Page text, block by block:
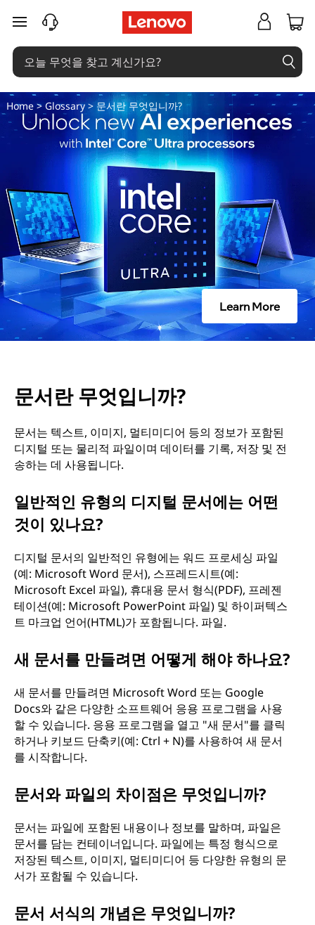
문
서
란
무
엇
가
요
?
주요 콘텐츠로 건너뛰기
Home> Glossary> 문서란 무엇입니까?
Learn More
문서란 무엇입니까?
문서는 텍스트, 이미지, 멀티미디어 등의 정보가 포함된
디지털 또는 물리적 파일이며 데이터를 기록, 저장 및 전
송하는 데 사용됩니다.
일반적인 유형의 디지털 문서에는 어떤
것이 있나요?
디지털 문서의 일반적인 유형에는 워드 프로세싱 파일
(예: Microsoft Word 문서), 스프레드시트(예:
Microsoft Excel 파일), 휴대용 문서 형식(PDF), 프레젠
테이션(예: Microsoft PowerPoint 파일) 및 하이퍼텍스
트 마크업 언어(HTML)가 포함됩니다. 파일.
새 문서를 만들려면 어떻게 해야 하나요?
새 문서를 만들려면 Microsoft Word 또는 Google
Docs와 같은 다양한 소프트웨어 응용 프로그램을 사용
할 수 있습니다. 응용 프로그램을 열고 "새 문서"를 클릭
하거나 키보드 단축키(예: Ctrl + N)를 사용하여 새 문서
를 시작합니다.
문서와 파일의 차이점은 무엇입니까?
문서는 파일에 포함된 내용이나 정보를 말하며, 파일은
문서를 담는 컨테이너입니다. 파일에는 특정 형식으로
저장된 텍스트, 이미지, 멀티미디어 등 다양한 유형의 문
서가 포함될 수 있습니다.
문서 서식의 개념은 무엇입니까?